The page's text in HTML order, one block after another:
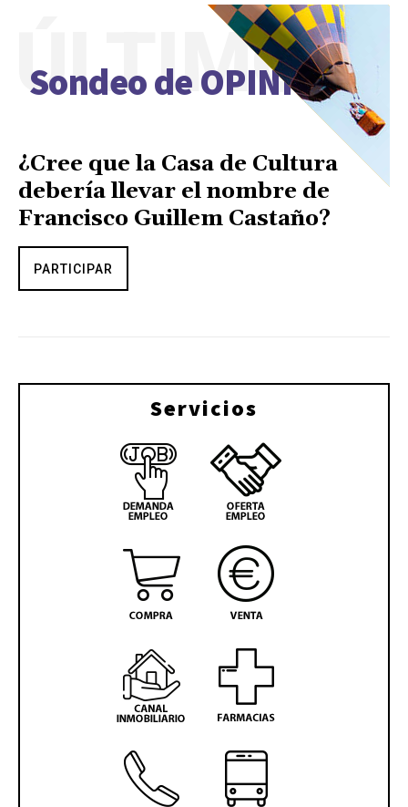
Sondeo de OPINIÓN
ÚLTIMO
¿Cree que la Casa de Cultura
debería llevar el nombre de
Francisco Guillem Castaño?
PARTICIPAR
Servicios